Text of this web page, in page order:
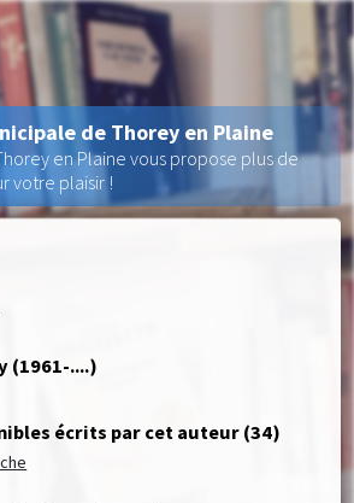
(1961-....)
écrits par cet auteur (34)
de Thorey en Plaine
en Plaine vous propose plus de
votre plaisir !